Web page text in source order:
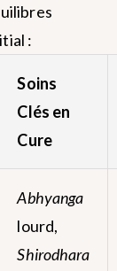
:
Soins
Clés en
Cure
Abhyanga
lourd,
Shirodhara